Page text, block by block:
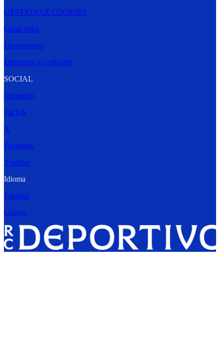
GESTIONAR COOKIES
Canal ético
Documentos
Directorio y contactos
SOCIAL
Instagram
TikTok
X
Facebook
Youtube
Idioma
Español
Galego